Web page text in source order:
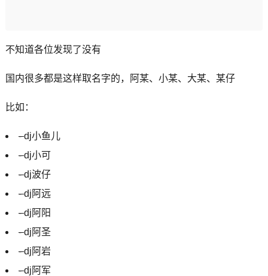
不知道各位发现了没有
国内很多都是这样取名字的，阿某、小某、大某、某仔
比如：
-dj小鱼儿
-dj小可
-dj波仔
-dj阿远
-dj阿阳
-dj阿圣
-dj阿岩
-dj阿军